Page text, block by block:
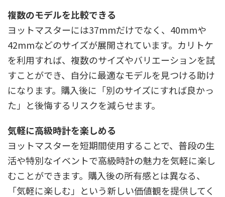
複数のモデルを比較できる
ヨットマスターには37mmだけでなく、40mmや
42mmなどのサイズが展開されています。カリトケ
を利用すれば、複数のサイズやバリエーションを試
すことができ、自分に最適なモデルを見つける助け
になります。購入後に「別のサイズにすれば良かっ
た」と後悔するリスクを減らせます。
気軽に高級時計を楽しめる
ヨットマスターを短期間使用することで、普段の生
活や特別なイベントで高級時計の魅力を気軽に楽し
むことができます。購入後の所有感とは異なる、
「気軽に楽しむ」という新しい価値観を提供してく